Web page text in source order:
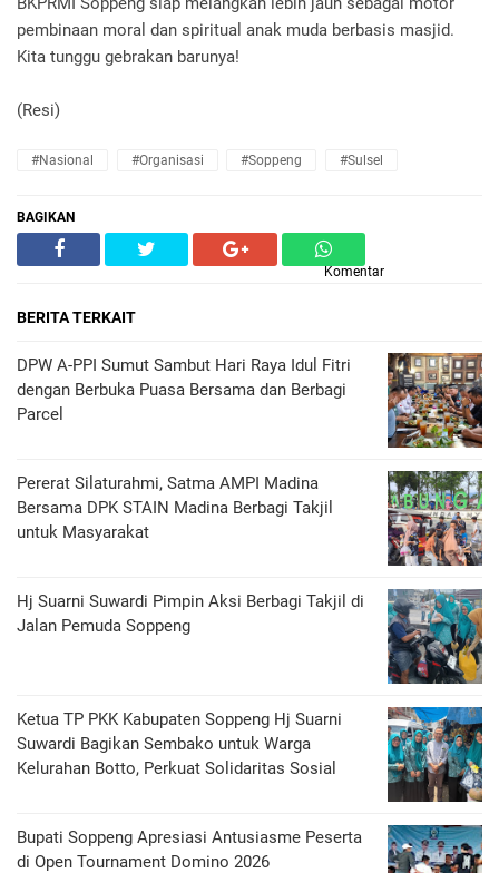
pembinaan moral dan spiritual anak muda berbasis masjid.
Kita tunggu gebrakan barunya!
(Resi)
#Nasional #Organisasi #Soppeng #Sulsel
BAGIKAN
Komentar
BERITA TERKAIT
DPW A-PPI Sumut Sambut Hari Raya Idul Fitri
dengan Berbuka Puasa Bersama dan Berbagi
Parcel
Pererat Silaturahmi, Satma AMPI Madina
Bersama DPK STAIN Madina Berbagi Takjil
untuk Masyarakat
Hj Suarni Suwardi Pimpin Aksi Berbagi Takjil di
Jalan Pemuda Soppeng
Ketua TP PKK Kabupaten Soppeng Hj Suarni
Suwardi Bagikan Sembako untuk Warga
Kelurahan Botto, Perkuat Solidaritas Sosial
Bupati Soppeng Apresiasi Antusiasme Peserta
di Open Tournament Domino 2026